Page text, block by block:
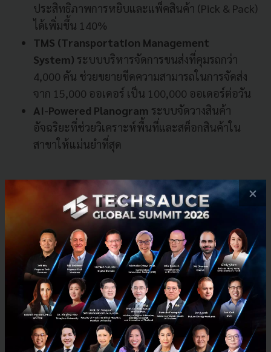
ประสิทธิภาพการหยิบและแพ็คสินค้า (Pick & Pack)
ได้เพิ่มขึ้น 140%
TMS (Transportation Management
System) ระบบบริหารจัดการขนส่งที่คุมรถกว่า
4,000 คัน ช่วยขยายขีดความสามารถในการจัดส่ง
จาก 15,000 ออเดอร์ เป็น 100,000 ออเดอร์ต่อวัน
AI-Powered Planogram ระบบจัดวางสินค้า
อัจฉริยะที่ช่วยวิเคราะห์พื้นที่และสต็อกสินค้าใน
สาขาให้แม่นยำที่สุด
ยักษ์ใหญ่โลจิสติกส์จากเกาหลีใต้ที่มี
ประสบการณ์กว่า 90 ปี เข้ามาช่วยยกระดับซัพพลายเชนแบบ
ครบวงจร
Total Control Towerระบบหอบังคับการโลจิสติ
กส์ที่ช่วยให้เห็นภาพรวมการเคลื่อนย้ายสินค้าแบบ
Real-time
TCO (Total Cost of Ownership)
การนำแนวคิด
การบริหารต้นทุนองค์รวมมาใช้ ซึ่งช่วยลดเวลาการ
ส่งสินค้าจากคลังไปยังสาขา (Cross-docking) จาก
×